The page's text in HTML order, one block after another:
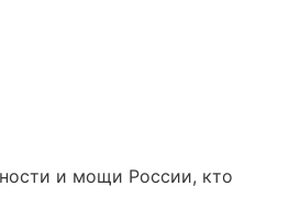
и мощи России, кто